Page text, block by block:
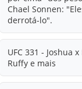
Chael Sonnen:
derrotá-lo".
UFC 331 - Joshua
Ruffy e mais